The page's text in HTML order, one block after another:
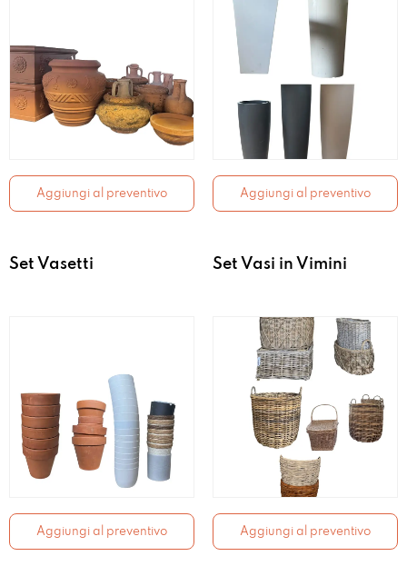
Aggiungi al preventivo Aggiungi al preventivo
Set Vasetti
Aggiungi al preventivo
Set Vasi in Vimini
Aggiungi al preventivo